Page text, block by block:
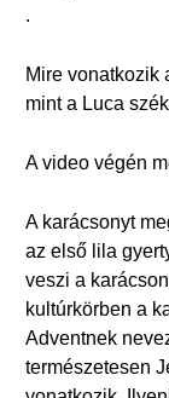
.
Mire vonatkozik
mint a Luca
A video végén
A karácsonyt
az első lila
veszi a
kultúrkörben a
Adventnek
természetesen